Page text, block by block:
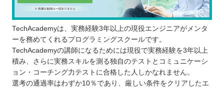
TechAcademyは、実務経験3年以上の現役エンジニアがメンタ
ーを務めてくれるプログラミングスクールです。
TechAcademyの講師になるためには現役で実務経験を3年以上
積み、さらに実務スキルを測る独自のテストとコミュニケーシ
ョン・コーチング力テストに合格した人しかなれません。
選考の通過率はわずか10％であり、厳しい条件をクリアしたエ